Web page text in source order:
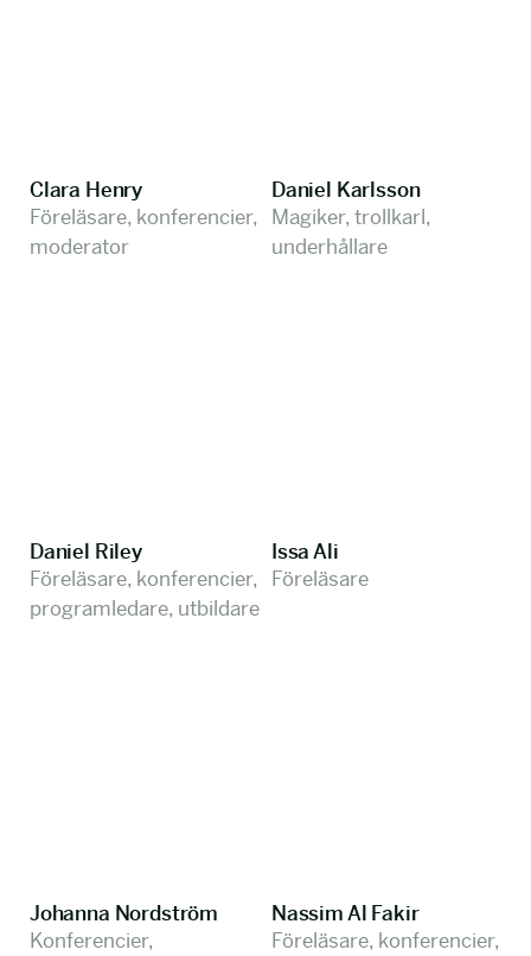
Clara Henry
Föreläsare, konferencier,
moderator
Daniel Karlsson
Magiker, trollkarl,
underhållare
Daniel Riley
Föreläsare, konferencier,
programledare, utbildare
Issa Ali
Föreläsare
Johanna Nordström
Konferencier,
Nassim Al Fakir
Föreläsare, konferencier,